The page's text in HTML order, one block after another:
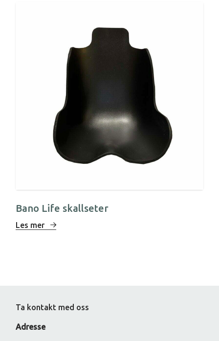
Bano Life skallseter
Les mer
Ta kontakt med oss
Adresse